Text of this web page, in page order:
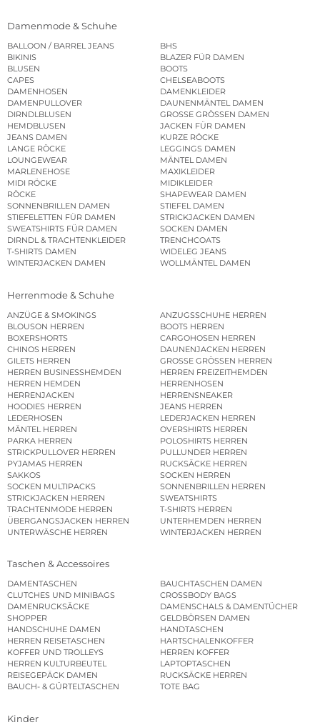
Damenmode & Schuhe
BALLOON / BARREL JEANS
BHS
BIKINIS
BLAZER FÜR DAMEN
BLUSEN
BOOTS
CAPES
CHELSEABOOTS
DAMENHOSEN
DAMENKLEIDER
DAMENPULLOVER
DAUNENMÄNTEL DAMEN
DIRNDLBLUSEN
GROSSE GRÖSSEN DAMEN
HEMDBLUSEN
JACKEN FÜR DAMEN
JEANS DAMEN
KURZE RÖCKE
LANGE RÖCKE
LEGGINGS DAMEN
LOUNGEWEAR
MÄNTEL DAMEN
MARLENEHOSE
MAXIKLEIDER
MIDI RÖCKE
MIDIKLEIDER
RÖCKE
SHAPEWEAR DAMEN
SONNENBRILLEN DAMEN
STIEFEL DAMEN
STIEFELETTEN FÜR DAMEN
STRICKJACKEN DAMEN
SWEATSHIRTS FÜR DAMEN
SOCKEN DAMEN
DIRNDL & TRACHTENKLEIDER
TRENCHCOATS
T-SHIRTS DAMEN
WIDELEG JEANS
WINTERJACKEN DAMEN
WOLLMÄNTEL DAMEN
Herrenmode & Schuhe
ANZÜGE & SMOKINGS
ANZUGSSCHUHE HERREN
BLOUSON HERREN
BOOTS HERREN
BOXERSHORTS
CARGOHOSEN HERREN
CHINOS HERREN
DAUNENJACKEN HERREN
GILETS HERREN
GROSSE GRÖSSEN HERREN
HERREN BUSINESSHEMDEN
HERREN FREIZEITHEMDEN
HERREN HEMDEN
HERRENHOSEN
HERRENJACKEN
HERRENSNEAKER
HOODIES HERREN
JEANS HERREN
LEDERHOSEN
LEDERJACKEN HERREN
MÄNTEL HERREN
OVERSHIRTS HERREN
PARKA HERREN
POLOSHIRTS HERREN
STRICKPULLOVER HERREN
PULLUNDER HERREN
PYJAMAS HERREN
RUCKSÄCKE HERREN
SAKKOS
SOCKEN HERREN
SOCKEN MULTIPACKS
SONNENBRILLEN HERREN
STRICKJACKEN HERREN
SWEATSHIRTS
TRACHTENMODE HERREN
T-SHIRTS HERREN
ÜBERGANGSJACKEN HERREN
UNTERHEMDEN HERREN
UNTERWÄSCHE HERREN
WINTERJACKEN HERREN
Taschen & Accessoires
DAMENTASCHEN
BAUCHTASCHEN DAMEN
CLUTCHES UND MINIBAGS
CROSSBODY BAGS
DAMENRUCKSÄCKE
DAMENSCHALS & DAMENTÜCHER
SHOPPER
GELDBÖRSEN DAMEN
HANDSCHUHE DAMEN
HANDTASCHEN
HERREN REISETASCHEN
HARTSCHALENKOFFER
KOFFER UND TROLLEYS
HERREN KOFFER
HERREN KULTURBEUTEL
LAPTOPTASCHEN
REISEGEPÄCK DAMEN
RUCKSÄCKE HERREN
BAUCH- & GÜRTELTASCHEN
TOTE BAG
Kinder